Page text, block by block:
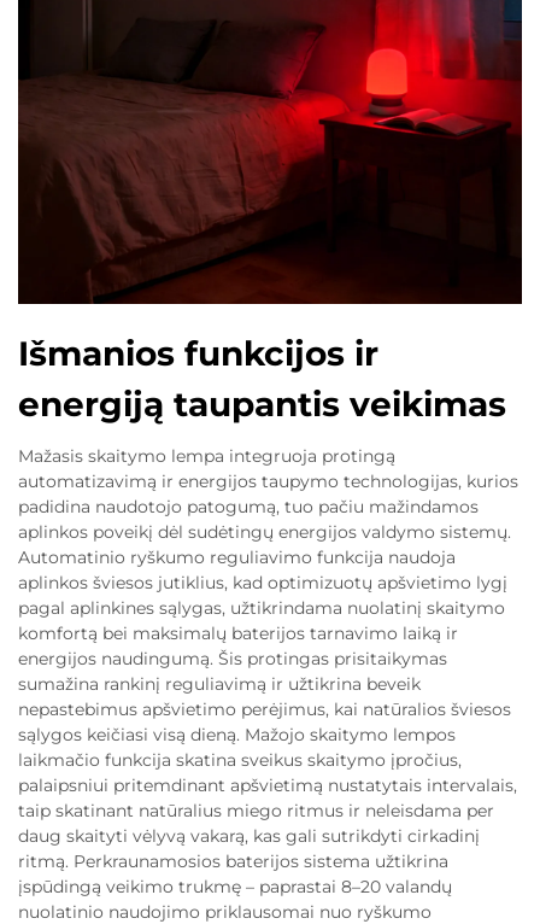
Išmanios funkcijos ir
energiją taupantis veikimas
Mažasis skaitymo lempa integruoja protingą
automatizavimą ir energijos taupymo technologijas, kurios
padidina naudotojo patogumą, tuo pačiu mažindamos
aplinkos poveikį dėl sudėtingų energijos valdymo sistemų.
Automatinio ryškumo reguliavimo funkcija naudoja
aplinkos šviesos jutiklius, kad optimizuotų apšvietimo lygį
pagal aplinkines sąlygas, užtikrindama nuolatinį skaitymo
komfortą bei maksimalų baterijos tarnavimo laiką ir
energijos naudingumą. Šis protingas prisitaikymas
sumažina rankinį reguliavimą ir užtikrina beveik
nepastebimus apšvietimo perėjimus, kai natūralios šviesos
sąlygos keičiasi visą dieną. Mažojo skaitymo lempos
laikmačio funkcija skatina sveikus skaitymo įpročius,
palaipsniui pritemdinant apšvietimą nustatytais intervalais,
taip skatinant natūralius miego ritmus ir neleisdama per
daug skaityti vėlyvą vakarą, kas gali sutrikdyti cirkadinį
ritmą. Perkraunamosios baterijos sistema užtikrina
įspūdingą veikimo trukmę – paprastai 8–20 valandų
nuolatinio naudojimo priklausomai nuo ryškumo